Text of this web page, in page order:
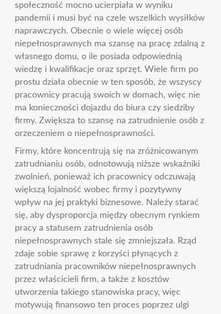
społeczność mocno ucierpiała w wyniku
pandemii i musi być na czele wszelkich wysiłków
naprawczych. Obecnie o wiele więcej osób
niepełnosprawnych ma szansę na pracę zdalną z
własnego domu, o ile posiada odpowiednią
wiedzę i kwalifikacje oraz sprzęt. Wiele firm po
prostu działa obecnie w ten sposób, że wszyscy
pracownicy pracują swoich w domach, więc nie
ma konieczności dojazdu do biura czy siedziby
firmy. Zwiększa to szansę na zatrudnienie osób z
orzeczeniem o niepełnosprawności.
Firmy, które koncentrują się na zróżnicowanym
zatrudnianiu osób, odnotowują niższe wskaźniki
zwolnień, ponieważ ich pracownicy odczuwają
większą lojalność wobec firmy i pozytywny
wpływ na jej praktyki biznesowe. Należy starać
się, aby dysproporcja między obecnym rynkiem
pracy a statusem zatrudnienia osób
niepełnosprawnych stale się zmniejszała. Rząd
zdaje sobie sprawę z korzyści płynących z
zatrudniania pracowników niepełnosprawnych
przez właścicieli firm, a także z kosztów
utworzenia takiego stanowiska pracy, więc
motywują finansowo ten proces poprzez ulgi